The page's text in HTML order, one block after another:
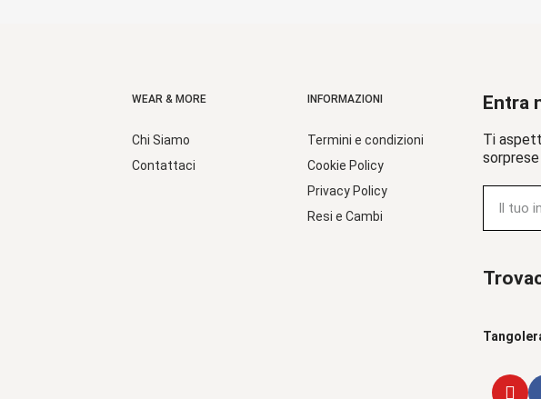
WEAR & MORE
Chi Siamo
Contattaci
INFORMAZIONI
Termini e condizioni
Cookie Policy
Privacy Policy
Resi e Cambi
Entra
Ti